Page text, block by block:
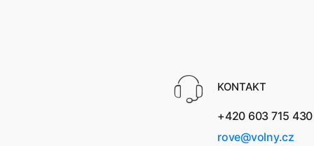
KONTAKT
+420 603 715 430
rove@volny.cz